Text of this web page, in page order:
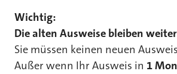
Wichtig:
Die alten Ausweise bleiben
Sie müssen keinen neuen
Außer wenn Ihr Ausweis in 1